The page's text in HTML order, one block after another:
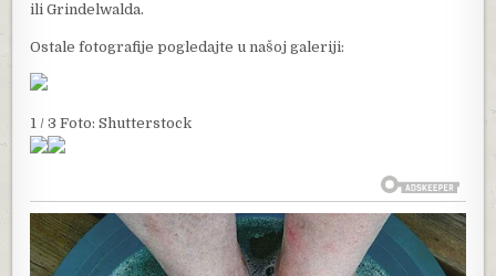
ili Grindelwalda.
Ostale fotografije pogledajte u našoj galeriji:
1 / 3 Foto: Shutterstock